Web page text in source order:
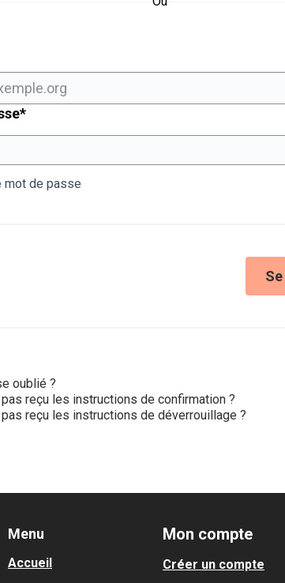
obligatoire
*Champ obligatoire
mot de passe
oublié ?
pas reçu les instructions de confirmation ?
pas reçu les instructions de déverrouillage ?
Menu
Accueil
Mon compte
Créer un compte